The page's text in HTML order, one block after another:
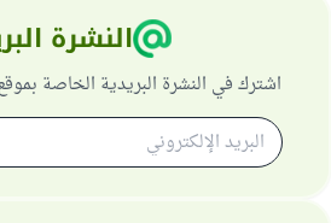
النشرة
اشترك في النشرة البريدية الخاصة